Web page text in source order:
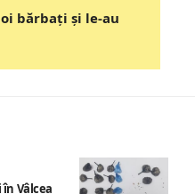
bărbați și le-au
Vâlcea